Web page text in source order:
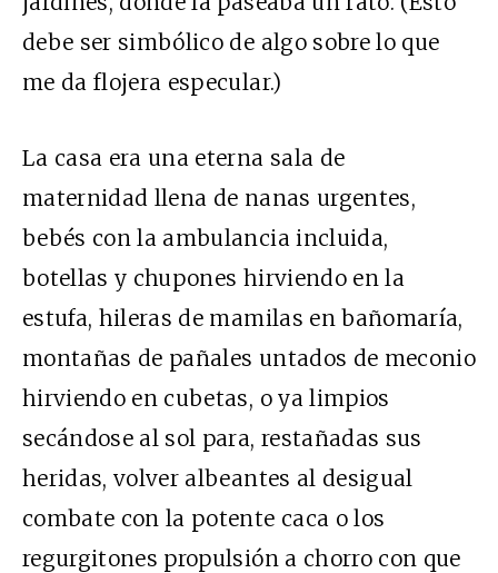
debe ser simbólico de algo sobre lo que
me da flojera especular.)
La casa era una eterna sala de
maternidad llena de nanas urgentes,
bebés con la ambulancia incluida,
botellas y chupones hirviendo en la
estufa, hileras de mamilas en bañomaría,
montañas de pañales untados de meconio
hirviendo en cubetas, o ya limpios
secándose al sol para, restañadas sus
heridas, volver albeantes al desigual
combate con la potente caca o los
regurgitones propulsión a chorro con que